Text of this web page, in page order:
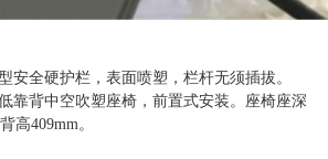
安全硬护栏，表面喷塑，栏杆无须插拔。
靠背中空吹塑座椅，前置式安装。座椅座深
高409mm。